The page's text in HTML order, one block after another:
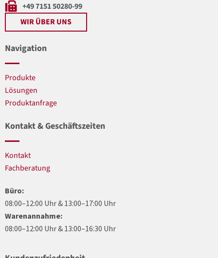
+49 7151 50280-99
WIR ÜBER UNS
Navigation
Produkte
Lösungen
Produktanfrage
Kontakt & Geschäftszeiten
Kontakt
Fachberatung
Büro:
08:00–12:00 Uhr & 13:00–17:00 Uhr
Warenannahme:
08:00–12:00 Uhr & 13:00–16:30 Uhr